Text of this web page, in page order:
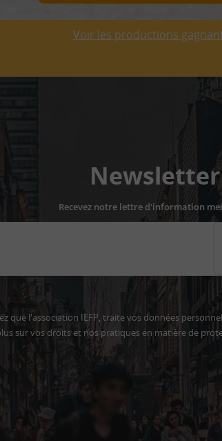
Voir les productions
Newsletter
Recevez notre lettre d'information
que l'association IEFP, traite vos données
sur vos droits et nos pratiques en matière de